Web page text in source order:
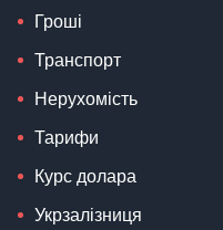
Гроші
Транспорт
Нерухомість
Тарифи
Курс долара
Укрзалізниця